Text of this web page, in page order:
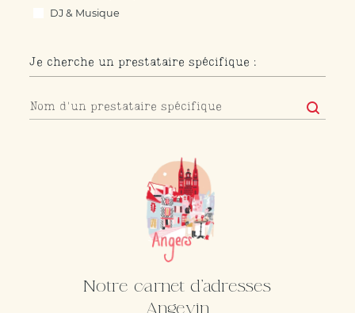
DJ & Musique
Location déco, mobilier & vaisselle
Organisation
Traiteurs / Food-trucks
Je cherche un prestataire spécifique :
Je cherche un prestataire spécifique :
Je cherche un prestataire spécifique :
Notre carnet d'adresses
Angevin